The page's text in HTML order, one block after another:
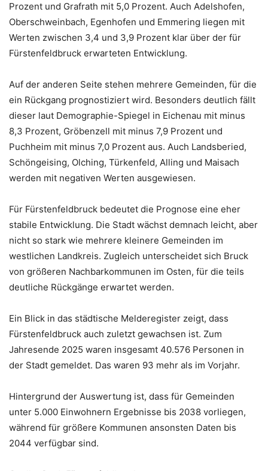
Prozent und Grafrath mit 5,0 Prozent. Auch Adelshofen,
Oberschweinbach, Egenhofen und Emmering liegen mit
Werten zwischen 3,4 und 3,9 Prozent klar über der für
Fürstenfeldbruck erwarteten Entwicklung.
Auf der anderen Seite stehen mehrere Gemeinden, für die
ein Rückgang prognostiziert wird. Besonders deutlich fällt
dieser laut Demographie-Spiegel in Eichenau mit minus
8,3 Prozent, Gröbenzell mit minus 7,9 Prozent und
Puchheim mit minus 7,0 Prozent aus. Auch Landsberied,
Schöngeising, Olching, Türkenfeld, Alling und Maisach
werden mit negativen Werten ausgewiesen.
Für Fürstenfeldbruck bedeutet die Prognose eine eher
stabile Entwicklung. Die Stadt wächst demnach leicht, aber
nicht so stark wie mehrere kleinere Gemeinden im
westlichen Landkreis. Zugleich unterscheidet sich Bruck
von größeren Nachbarkommunen im Osten, für die teils
deutliche Rückgänge erwartet werden.
Ein Blick in das städtische Melderegister zeigt, dass
Fürstenfeldbruck auch zuletzt gewachsen ist. Zum
Jahresende 2025 waren insgesamt 40.576 Personen in
der Stadt gemeldet. Das waren 93 mehr als im Vorjahr.
Hintergrund der Auswertung ist, dass für Gemeinden
unter 5.000 Einwohnern Ergebnisse bis 2038 vorliegen,
während für größere Kommunen ansonsten Daten bis
2044 verfügbar sind.